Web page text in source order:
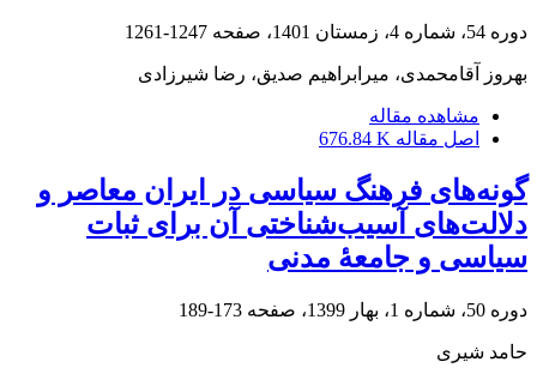
دوره 54، شماره 4، زمستان 1401، صفحه 1247-1261
بهروز آقامحمدی، میرابراهیم صدیق، رضا شیرزادی
مشاهده مقاله
اصل مقاله 676.84 K
گونه‌های فرهنگ سیاسی در ایران معاصر و
دلالت‌های آسیب‌شناختی آن برای ثبات
سیاسی و جامعۀ مدنی
دوره 50، شماره 1، بهار 1399، صفحه 173-189
حامد شیری